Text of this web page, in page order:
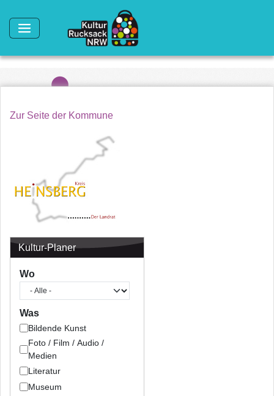
Zur Seite der Kommune
Kultur-Planer
Wo
Was
Bildende Kunst
Foto / Film / Audio /
Medien
Literatur
Museum